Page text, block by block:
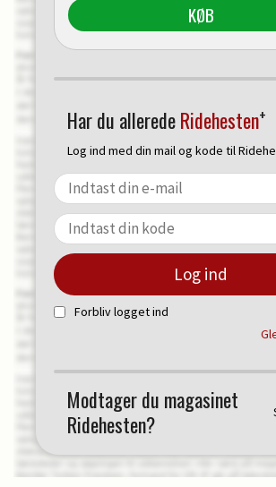
KØB
Har du alleredeRidehesten+
Log ind med din mail og kode til
Forbliv logget ind
Modtager du magasinet
Ridehesten?